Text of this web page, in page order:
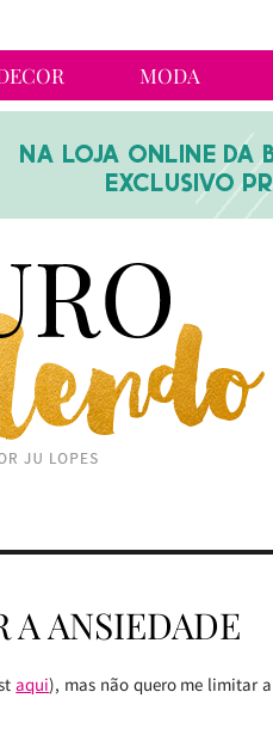
MODA
A ANSIEDADE
aqui), mas não quero me limitar a